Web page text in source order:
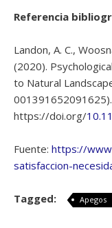
Referencia
Landon, A. C.,
(2020).
to Natural
001391652091625).
https://doi.org/
Fuente: https://
satisfaccion-
Tagged: Apegos